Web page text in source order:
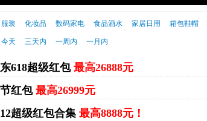
服装 化妆品 数码家电 食品酒水 家居日用 箱包鞋帽
今天 三天内 一周内 一月内
618超级红包 最高26888元
红包 最高26999元
超级红包合集 最高8888元！